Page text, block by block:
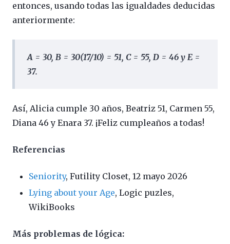
entonces, usando todas las igualdades deducidas
anteriormente:
A = 30, B = 30(17/10) = 51, C = 55, D = 46 y E =
37.
Así, Alicia cumple 30 años, Beatriz 51, Carmen 55,
Diana 46 y Enara 37. ¡Feliz cumpleaños a todas!
Referencias
Seniority, Futility Closet, 12 mayo 2026
Lying about your Age, Logic puzles,
WikiBooks
Más problemas de lógica: